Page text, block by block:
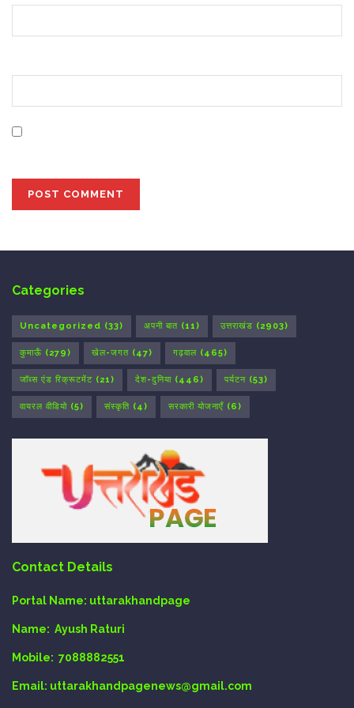
Categories
Uncategorized (33) अपनी बात (11) उत्तराखंड (2903)
कुमाऊँ (279) खेल-जगत (47) गढ़वाल (465)
जॉब्स एंड रिक्रूटमेंट (21) देश-दुनिया (446) पर्यटन (53)
वायरल वीडियो (5) संस्कृति (4) सरकारी योजनाएँ (6)
Contact Details
Portal Name: uttarakhandpage
Name: Ayush Raturi
Mobile: 7088882551
Email: uttarakhandpagenews@gmail.com